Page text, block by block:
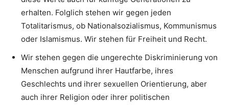
erhalten. Folglich stehen wir gegen jeden
Totalitarismus, ob Nationalsozialismus, Kommunismus
oder Islamismus. Wir stehen für Freiheit und Recht.
Wir stehen gegen die ungerechte Diskriminierung von
Menschen aufgrund ihrer Hautfarbe, ihres
Geschlechts und ihrer sexuellen Orientierung, aber
auch ihrer Religion oder ihrer politischen